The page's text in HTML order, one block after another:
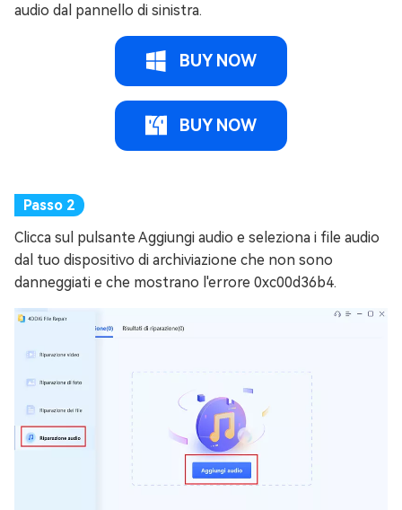
audio dal pannello di sinistra.
BUY NOW
BUY NOW
Clicca sul pulsante Aggiungi audio e seleziona i file audio
dal tuo dispositivo di archiviazione che non sono
danneggiati e che mostrano l'errore 0xc00d36b4.